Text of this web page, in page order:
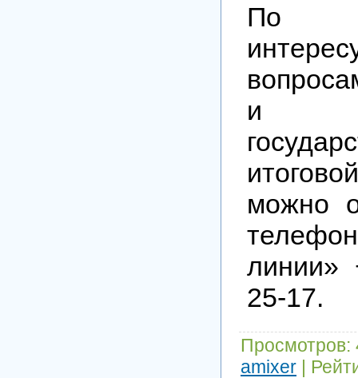
По
и
можно
линии»
25-17.
Просмотров:
amixer |